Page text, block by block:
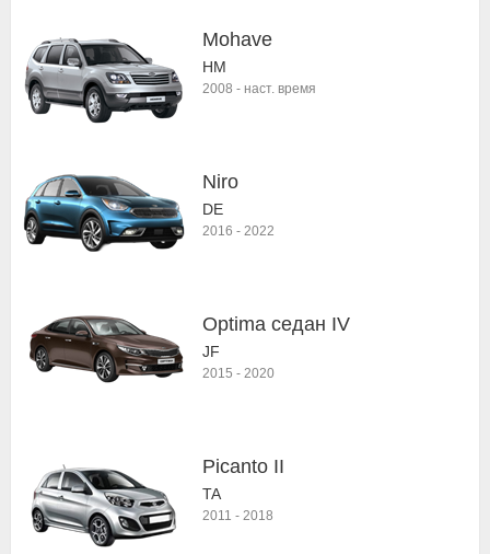
Mohave
HM
2008 - наст. время
Niro
DE
2016 - 2022
Optima седан IV
JF
2015 - 2020
Picanto II
TA
2011 - 2018